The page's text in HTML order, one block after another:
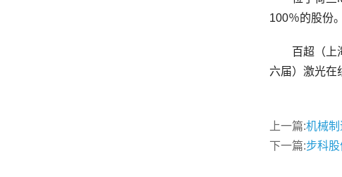
100％的股份
百超（上海
六届）激光在
上一篇:机械
下一篇:步科